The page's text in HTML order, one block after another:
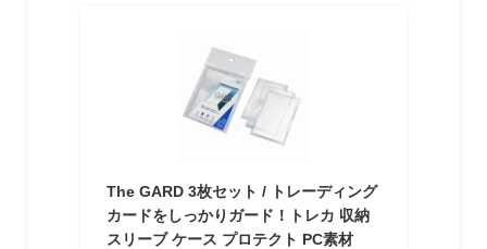
The GARD 3枚セット / トレーディング
カードをしっかりガード！トレカ 収納
スリーブ ケース プロテクト PC素材